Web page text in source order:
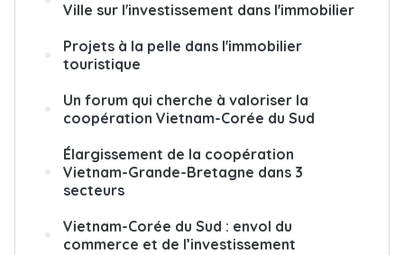
Ville sur l'investissement dans l'immobilier
Projets à la pelle dans l'immobilier
touristique
Un forum qui cherche à valoriser la
coopération Vietnam-Corée du Sud
Élargissement de la coopération
Vietnam-Grande-Bretagne dans 3
secteurs
Vietnam-Corée du Sud : envol du
commerce et de l’investissement